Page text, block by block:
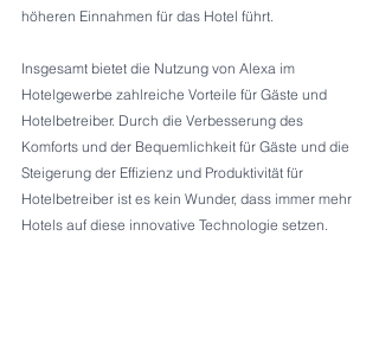
höheren Einnahmen für das Hotel führt.
Insgesamt bietet die Nutzung von Alexa im
Hotelgewerbe zahlreiche Vorteile für Gäste und
Hotelbetreiber. Durch die Verbesserung des
Komforts und der Bequemlichkeit für Gäste und die
Steigerung der Effizienz und Produktivität für
Hotelbetreiber ist es kein Wunder, dass immer mehr
Hotels auf diese innovative Technologie setzen.